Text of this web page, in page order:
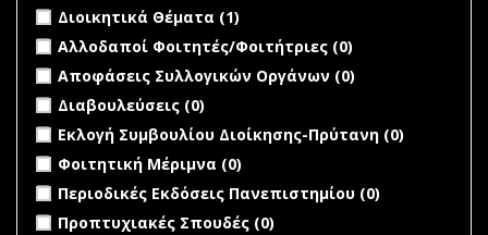
Apply Διοικητικά Θέματα filter
Διοικητικά Θέματα (1)
undefined
Αλλοδαποί Φοιτητές/Φοιτήτριες (0)
undefined
Αποφάσεις Συλλογικών Οργάνων (0)
undefined
Διαβουλεύσεις (0)
undefined
Εκλογή Συμβουλίου Διοίκησης-Πρύτανη (0)
undefined
Φοιτητική Μέριμνα (0)
undefined
Περιοδικές Εκδόσεις Πανεπιστημίου (0)
undefined
Προπτυχιακές Σπουδές (0)